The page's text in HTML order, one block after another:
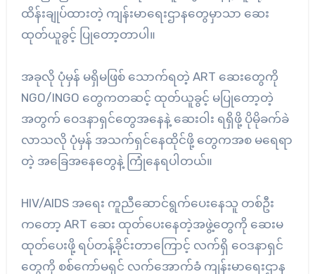
ထိန်းချုပ်ထားတဲ့ ကျန်းမာရေးဌာနတွေမှာသာ ဆေး
ထုတ်ယူခွင့် ပြုတော့တာပါ။
အခုလို ပုံမှန် မရှိမဖြစ် သောက်ရတဲ့ ART ဆေးတွေကို
NGO/INGO တွေကတဆင့် ထုတ်ယူခွင့် မပြုတော့တဲ့
အတွက် ဝေဒနာရှင်တွေအနေနဲ့ ဆေးဝါး ရရှိဖို့ ပိုမိုခက်ခဲ
လာသလို ပုံမှန် အသက်ရှင်နေထိုင်ဖို့ တွေကအစ မရေရာ
တဲ့ အခြေအနေတွေနဲ့ ကြုံနေရပါတယ်။
HIV/AIDS အရေး ကူညီဆောင်ရွက်ပေးနေသူ တစ်ဦး
ကတော့ ART ဆေး ထုတ်ပေးနေတဲ့အဖွဲ့တွေကို ဆေးမ
ထုတ်ပေးဖို့ ရပ်တန့်ခိုင်းတာကြောင့် လက်ရှိ ဝေဒနာရှင်
တွေကို စစ်ကော်မရှင် လက်အောက်ခံ ကျန်းမာရေးဌာန